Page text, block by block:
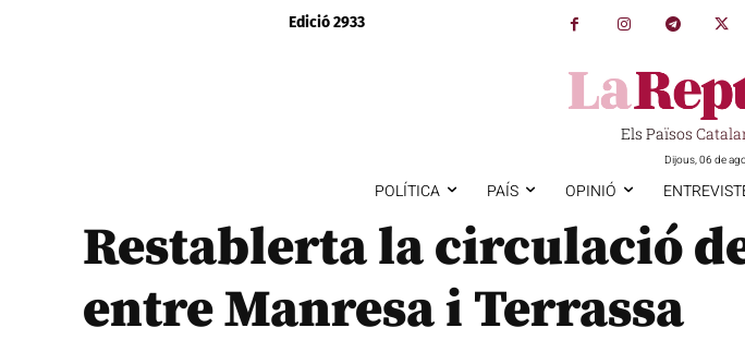
Edició 2933
Els Països
Dijous, 06 de
POLÍTICA PAÍS OPINIÓ
Restablerta la circulació
entre Manresa i Terrassa